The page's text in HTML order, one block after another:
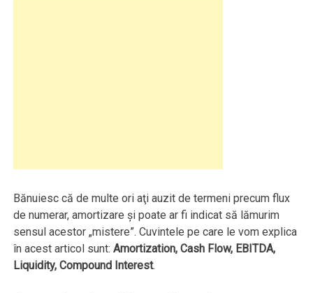
Bănuiesc că de multe ori aţi auzit de termeni precum flux
de numerar, amortizare şi poate ar fi indicat să lămurim
sensul acestor „mistere”. Cuvintele pe care le vom explica
în acest articol sunt:Amortization, Cash Flow, EBITDA,
Liquidity, Compound Interest.